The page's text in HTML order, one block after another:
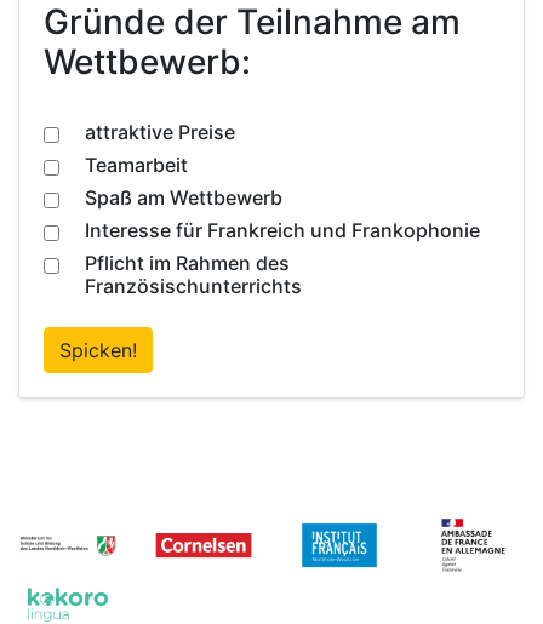
Gründe der Teilnahme am
Wettbewerb:
attraktive Preise
Teamarbeit
Spaß am Wettbewerb
Interesse für Frankreich und Frankophonie
Pflicht im Rahmen des
Französischunterrichts
Spicken!